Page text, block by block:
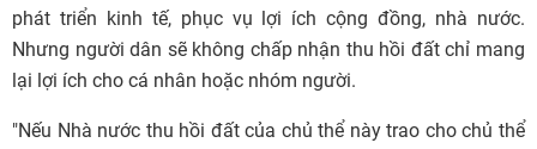
phát triển kinh tế, phục vụ lợi ích cộng đồng, nhà nước.
Nhưng người dân sẽ không chấp nhận thu hồi đất chỉ mang
lại lợi ích cho cá nhân hoặc nhóm người.
"Nếu Nhà nước thu hồi đất của chủ thể này trao cho chủ thể